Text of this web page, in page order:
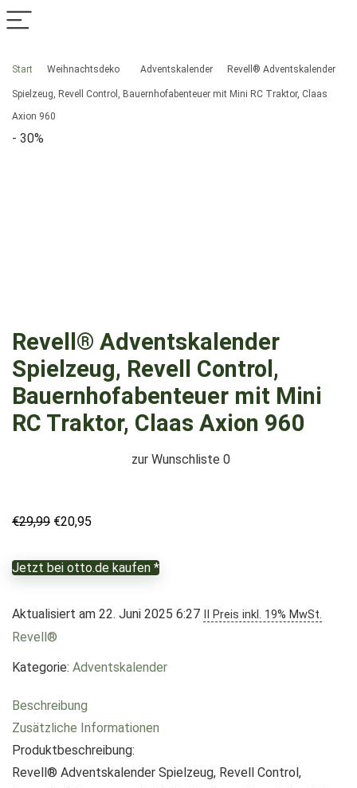
Start Weihnachtsdeko Adventskalender Revell® Adventskalender
Spielzeug, Revell Control, Bauernhofabenteuer mit Mini RC Traktor, Claas
Axion 960
- 30%
Revell® Adventskalender
Spielzeug, Revell Control,
Bauernhofabenteuer mit Mini
RC Traktor, Claas Axion 960
zur Wunschliste 0
€29,99 Ursprünglicher
war:
€20,95
ist:
Jetzt bei otto.de kaufen *
Aktualisiert am 22. Juni 2025 6:27 II Preis inkl. 19% MwSt.
Revell®
Kategorie: Adventskalender
Beschreibung
Zusätzliche Informationen
Produktbeschreibung:
Revell® Adventskalender Spielzeug, Revell Control,